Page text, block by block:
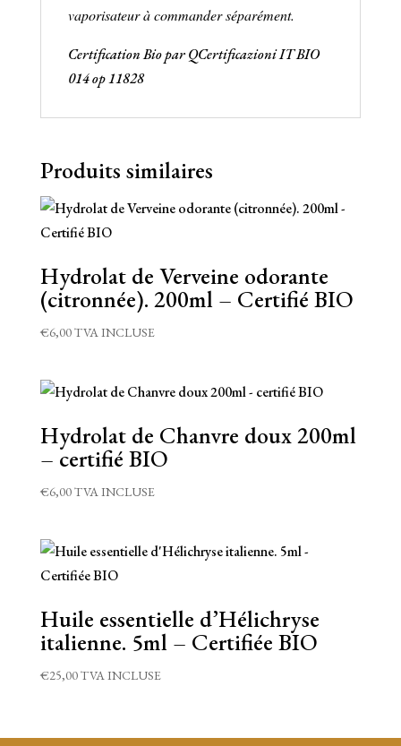
vaporisateur à commanderséparément.
Certification Bio par QCertificazioni IT BIO
014 op 11828
Produits similaires
Hydrolat de Verveine odorante
(citronnée). 200ml – Certifié BIO
€6,00TVA INCLUSE
Hydrolat de Chanvre doux 200ml
– certifié BIO
€6,00TVA INCLUSE
Huile essentielle d’Hélichryse
italienne. 5ml – Certifiée BIO
€25,00TVA INCLUSE